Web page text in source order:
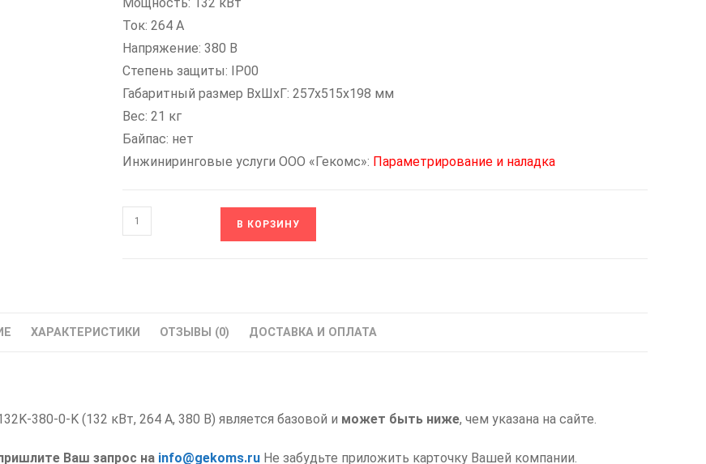
Ток: 264 А
Напряжение: 380 В
Степень защиты: IP00
Габаритный размер ВxШxГ: 257х515х198 мм
Вес: 21 кг
Байпас: нет
Инжиниринговые услуги ООО «Гекомс»: Параметрирование и наладка
Количество
товара
K
Устройство
пуска
В КОРЗИНУ
ХАРАКТЕРИСТИКИ ОТЗЫВЫ (0) ДОСТАВКА И ОПЛАТА
380-0-K (132 кВт, 264 А, 380 В) является базовой и может быть ниже, чем указана на сайте.
Ваш запрос на info@gekoms.ru Не забудьте приложить карточку Вашей компании.